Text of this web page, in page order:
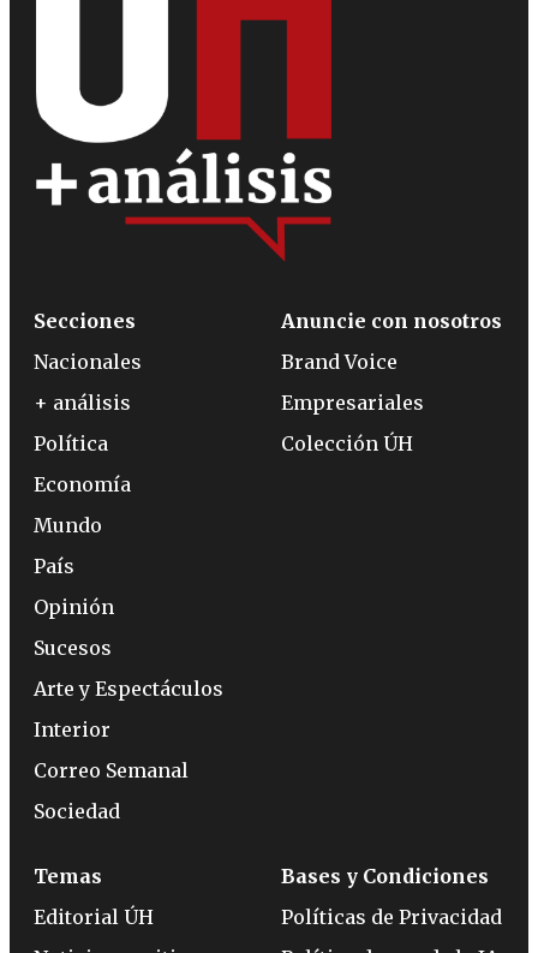
Secciones
Nacionales
+ análisis
Política
Economía
Mundo
País
Opinión
Sucesos
Arte y Espectáculos
Interior
Correo Semanal
Sociedad
Anuncie con nosotros
Brand Voice
Empresariales
Colección ÚH
Temas
Editorial ÚH
Bases y Condiciones
Políticas de Privacidad